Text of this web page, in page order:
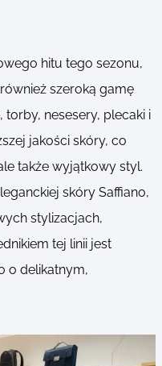
hitu tego sezonu,
szeroką gamę
nesesery, plecaki i
jakości skóry, co
także wyjątkowy styl.
skóry Saffiano,
stylizacjach,
tej linii jest
o delikatnym,